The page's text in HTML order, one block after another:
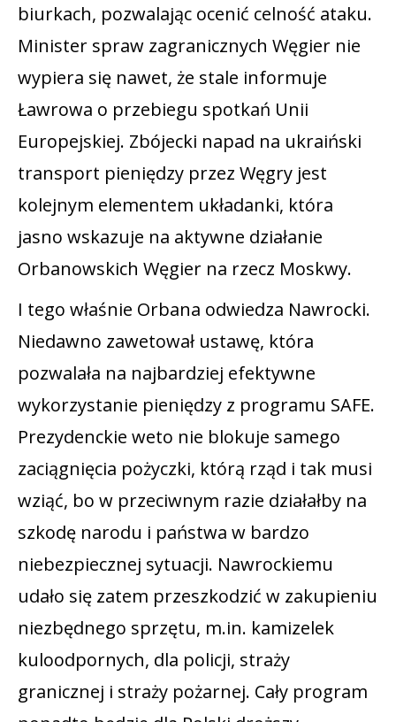
biurkach, pozwalając ocenić celność ataku.
Minister spraw zagranicznych Węgier nie
wypiera się nawet, że stale informuje
Ławrowa o przebiegu spotkań Unii
Europejskiej. Zbójecki napad na ukraiński
transport pieniędzy przez Węgry jest
kolejnym elementem układanki, która
jasno wskazuje na aktywne działanie
Orbanowskich Węgier na rzecz Moskwy.
I tego właśnie Orbana odwiedza Nawrocki.
Niedawno zawetował ustawę, która
pozwalała na najbardziej efektywne
wykorzystanie pieniędzy z programu SAFE.
Prezydenckie weto nie blokuje samego
zaciągnięcia pożyczki, którą rząd i tak musi
wziąć, bo w przeciwnym razie działałby na
szkodę narodu i państwa w bardzo
niebezpiecznej sytuacji. Nawrockiemu
udało się zatem przeszkodzić w zakupieniu
niezbędnego sprzętu, m.in. kamizelek
kuloodpornych, dla policji, straży
granicznej i straży pożarnej. Cały program